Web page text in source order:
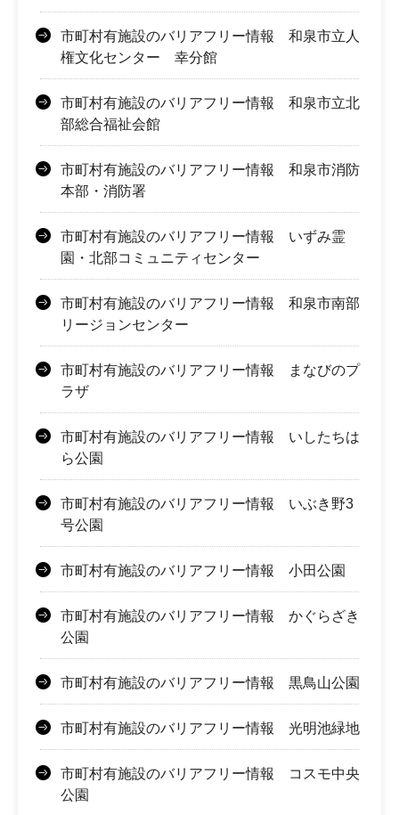
市町村有施設のバリアフリー情報 和泉市立人
権文化センター 幸分館
市町村有施設のバリアフリー情報 和泉市立北
部総合福祉会館
市町村有施設のバリアフリー情報 和泉市消防
本部・消防署
市町村有施設のバリアフリー情報 いずみ霊
園・北部コミュニティセンター
市町村有施設のバリアフリー情報 和泉市南部
リージョンセンター
市町村有施設のバリアフリー情報 まなびのプ
ラザ
市町村有施設のバリアフリー情報 いしたちは
ら公園
市町村有施設のバリアフリー情報 いぶき野3
号公園
市町村有施設のバリアフリー情報 小田公園
市町村有施設のバリアフリー情報 かぐらざき
公園
市町村有施設のバリアフリー情報 黒鳥山公園
市町村有施設のバリアフリー情報 光明池緑地
市町村有施設のバリアフリー情報 コスモ中央
公園